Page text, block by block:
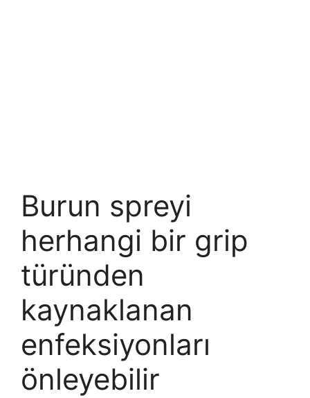
Burun spreyi
herhangi bir grip
türünden
kaynaklanan
enfeksiyonları
önleyebilir